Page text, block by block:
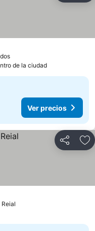
de la ciudad
Ver precios
Compartir